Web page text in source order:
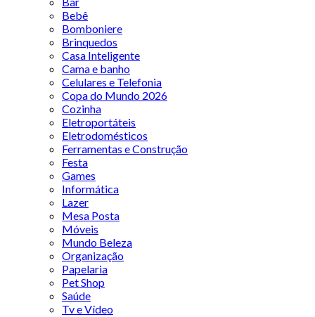
Bebê
Bomboniere
Brinquedos
Casa Inteligente
Cama e banho
Celulares e Telefonia
Copa do Mundo 2026
Cozinha
Eletroportáteis
Eletrodomésticos
Ferramentas e Construção
Festa
Games
Informática
Lazer
Mesa Posta
Móveis
Mundo Beleza
Organização
Papelaria
Pet Shop
Saúde
Tv e Vídeo